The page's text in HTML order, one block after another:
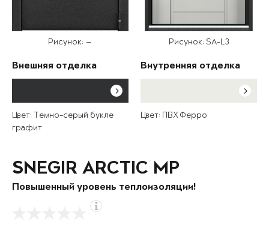
Рисунок: —
Внешняя отделка
Цвет: Темно-серый букле
графит
Рисунок: SA-L3
Внутренняя отделка
Цвет: ПВХ Ферро
SNEGIR ARCTIC MP
Повышенный уровень теплоизоляции!